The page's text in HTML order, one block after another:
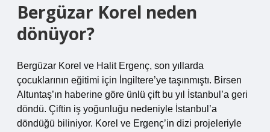
Bergüzar Korel neden
dönüyor?
Bergüzar Korel ve Halit Ergenç, son yıllarda
çocuklarının eğitimi için İngiltere’ye taşınmıştı. Birsen
Altuntaş’ın haberine göre ünlü çift bu yıl İstanbul’a geri
döndü. Çiftin iş yoğunluğu nedeniyle İstanbul’a
döndüğü biliniyor. Korel ve Ergenç’in dizi projeleriyle